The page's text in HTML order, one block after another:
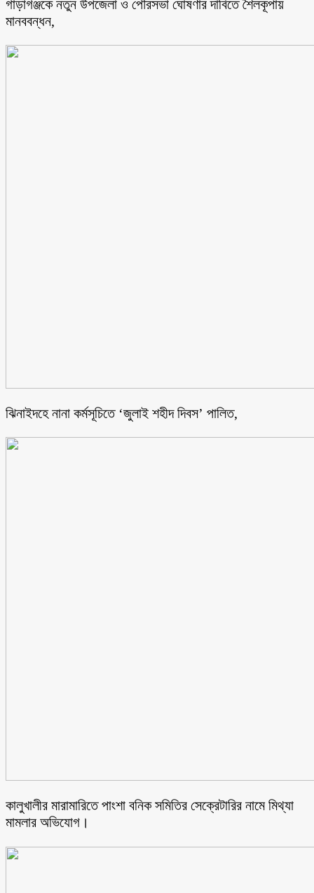
গাড়াগঞ্জকে নতুন উপজেলা ও পৌরসভা ঘোষণার দাবিতে শৈলকূপায়
মানববন্ধন,
ঝিনাইদহে নানা কর্মসূচিতে ‘জুলাই শহীদ দিবস’ পালিত,
কালুখালীর মারামারিতে পাংশা বনিক সমিতির সেক্রেটারির নামে মিথ্যা
মামলার অভিযোগ।